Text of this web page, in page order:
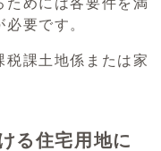
ためには各要件を満
要です。
税課土地係または家
る住宅用地に